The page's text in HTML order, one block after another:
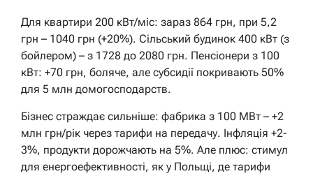
Для квартири 200 кВт/міс: зараз 864 грн, при 5,2
грн – 1040 грн (+20%). Сільський будинок 400 кВт (з
бойлером) – з 1728 до 2080 грн. Пенсіонери з 100
кВт: +70 грн, боляче, але субсидії покривають 50%
для 5 млн домогосподарств.
Бізнес страждає сильніше: фабрика з 100 МВт – +2
млн грн/рік через тарифи на передачу. Інфляція +2-
3%, продукти дорожчають на 5%. Але плюс: стимул
для енергоефективності, як у Польщі, де тарифи